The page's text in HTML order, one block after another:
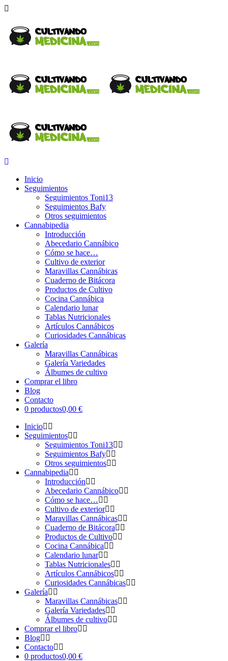
Inicio
Seguimientos
Seguimientos Toni13
Seguimientos Bafy
Otros seguimientos
Cannabipedia
Introducción
Abecedario Cannábico
Cómo se hace…
Cultivo de exterior
Maravillas Cannábicas
Cuaderno de Bitácora
Productos de Cultivo
Cocina Cannábica
Calendario lunar
Tablas Nutricionales
Artículos Cannábicos
Curiosidades Cannábicas
Galería
Maravillas Cannábicas
Galería Variedades
Álbumes de cultivo
Comprar el libro
Blog
Contacto
0 productos0,00 €
Inicio
Seguimientos
Seguimientos Toni13
Seguimientos Bafy
Otros seguimientos
Cannabipedia
Introducción
Abecedario Cannábico
Cómo se hace…
Cultivo de exterior
Maravillas Cannábicas
Cuaderno de Bitácora
Productos de Cultivo
Cocina Cannábica
Calendario lunar
Tablas Nutricionales
Artículos Cannábicos
Curiosidades Cannábicas
Galería
Maravillas Cannábicas
Galería Variedades
Álbumes de cultivo
Comprar el libro
Blog
Contacto
0 productos0,00 €